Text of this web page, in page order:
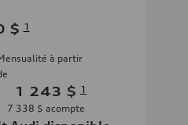
$ 1
à partir
1 243 $ 1
7 338 $ acompte